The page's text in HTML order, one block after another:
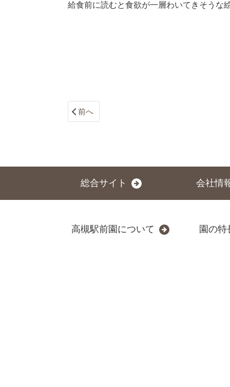
給食前に読むと食欲が一層わいてきそうな
前へ
総合サイト 会社情
高槻駅前園について 園の特